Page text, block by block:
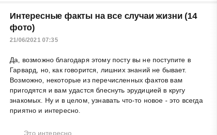
Интересные факты на все случаи жизни (14
фото)
21/06/2021 07:35
Да, возможно благодаря этому посту вы не поступите в
Гарвард, но, как говорится, лишних знаний не бывает.
Возможно, некоторые из перечисленных фактов вам
пригодятся и вам удастся блеснуть эрудицией в кругу
знакомых. Ну и в целом, узнавать что-то новое - это всегда
приятно и интересно.
Это интересно